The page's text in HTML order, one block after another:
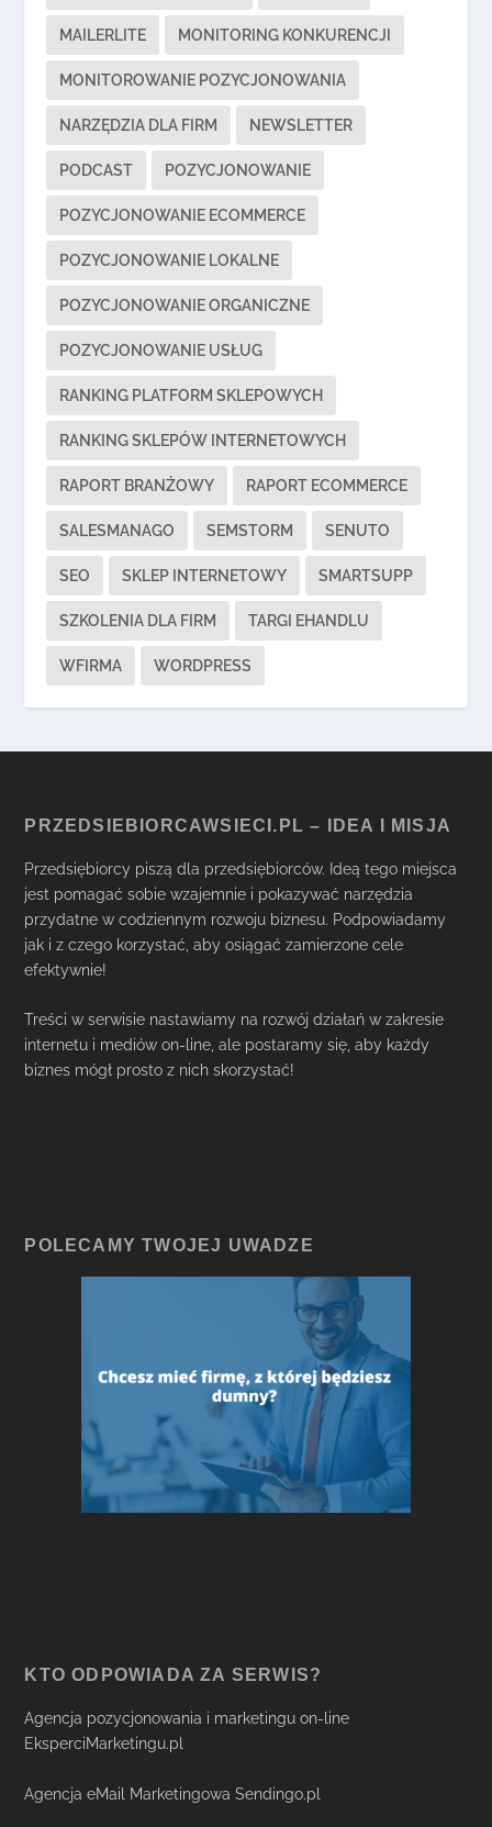
MAILERLITE MONITORING KONKURENCJI
MONITOROWANIE POZYCJONOWANIA
NARZĘDZIA DLA FIRM NEWSLETTER
PODCAST POZYCJONOWANIE
POZYCJONOWANIE ECOMMERCE
POZYCJONOWANIE LOKALNE
POZYCJONOWANIE ORGANICZNE
POZYCJONOWANIE USŁUG
RANKING PLATFORM SKLEPOWYCH
RANKING SKLEPÓW INTERNETOWYCH
RAPORT BRANŻOWY RAPORT ECOMMERCE
SALESMANAGO SEMSTORM SENUTO
SEO SKLEP INTERNETOWY SMARTSUPP
SZKOLENIA DLA FIRM TARGI EHANDLU
WFIRMA WORDPRESS
PRZEDSIEBIORCAWSIECI.PL – IDEA I MISJA
Przedsiębiorcy piszą dla przedsiębiorców. Ideą tego miejsca
jest pomagać sobie wzajemnie i pokazywać narzędzia
przydatne w codziennym rozwoju biznesu. Podpowiadamy
jak i z czego korzystać, aby osiągać zamierzone cele
efektywnie!
Treści w serwisie nastawiamy na rozwój działań w zakresie
internetu i mediów on-line, ale postaramy się, aby każdy
biznes mógł prosto z nich skorzystać!
POLECAMY TWOJEJ UWADZE
KTO ODPOWIADA ZA SERWIS?
Agencja pozycjonowania i marketingu on-line
EksperciMarketingu.pl
Agencja eMail Marketingowa Sendingo.pl